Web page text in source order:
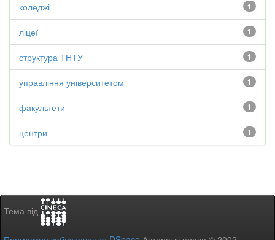
1
коледжі
1
ліцеї
1
структура ТНТУ
1
управління університетом
1
факультети
1
центри
Тема від